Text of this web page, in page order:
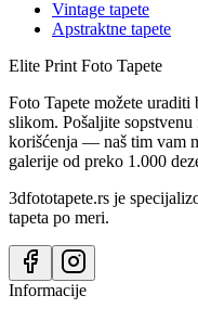
Vintage tapete
Apstraktne tapete
Elite Print Foto Tapete
Foto Tapete možete
slikom. Pošaljite
korišćenja — naš tim vam
galerije od preko 1.000
3dfototapete.rs je
tapeta po meri.
Informacije